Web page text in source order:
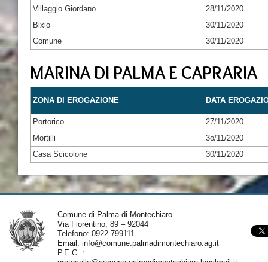
Villaggio Giordano
28/11/2020
Bixio
30/11/2020
Comune
30/11/2020
MARINA DI PALMA E CAPRARIA
ZONA DI EROGAZIONE DATA
Portorico
27/11/2020
Mortilli
3o/11/2020
Casa Scicolone
30/11/2020
Comune di Palma di Montechiaro
Via Fiorentino, 89 – 92044
Telefono: 0922 799111
Email: info@comune.palmadimontechiaro.ag.it
P.E.C. :